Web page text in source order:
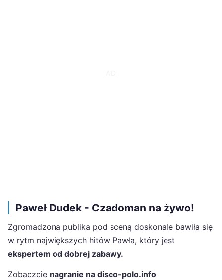
Paweł Dudek - Czadoman na żywo!
Zgromadzona publika pod sceną doskonale bawiła się
w rytm największych hitów Pawła, który jest
ekspertem od dobrej zabawy.
Zobaczcie nagranie na disco-polo.info